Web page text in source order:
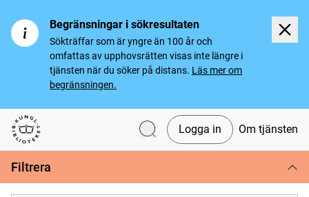
Begränsningar i sökresultaten
Sökträffar som är yngre än 100 år och
omfattas av upphovsrätten visas inte längre i
tjänsten när du söker på distans. Läs mer om
begränsningen.
Svenska tidningar
Logga in Om tjänsten
Filtrera